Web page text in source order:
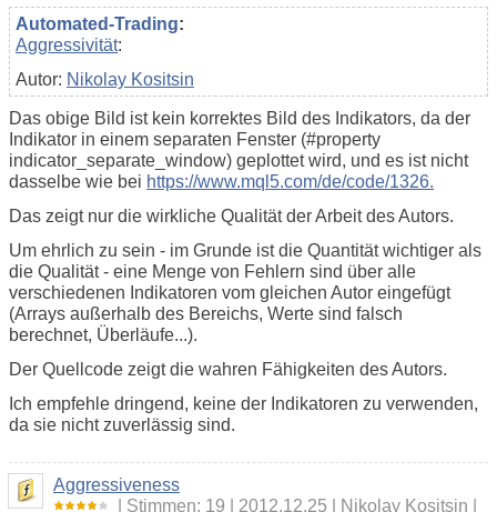
Automated-Trading:
Aggressivität:
Autor: Nikolay Kositsin
Das obige Bild ist kein korrektes Bild des Indikators, da der
Indikator in einem separaten Fenster (#property
indicator_separate_window) geplottet wird, und es ist nicht
dasselbe wie bei https://www.mql5.com/de/code/1326.
Das zeigt nur die wirkliche Qualität der Arbeit des Autors.
Um ehrlich zu sein - im Grunde ist die Quantität wichtiger als
die Qualität - eine Menge von Fehlern sind über alle
verschiedenen Indikatoren vom gleichen Autor eingefügt
(Arrays außerhalb des Bereichs, Werte sind falsch
berechnet, Überläufe...).
Der Quellcode zeigt die wahren Fähigkeiten des Autors.
Ich empfehle dringend, keine der Indikatoren zu verwenden,
da sie nicht zuverlässig sind.
Aggressiveness
Stimmen: 19
2012.12.25 Nikolay Kositsin